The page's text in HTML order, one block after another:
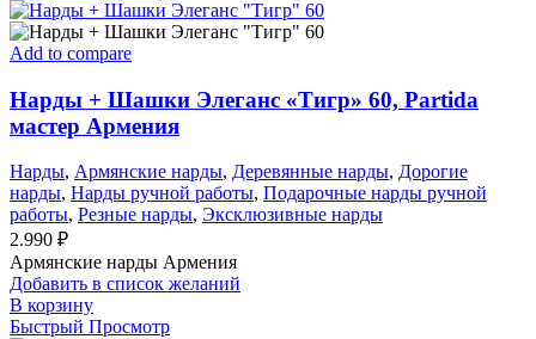
Add to compare
Нарды + Шашки Элеганс «Тигр» 60, Partida
мастер Армения
Нарды, Армянские нарды, Деревянные нарды, Дорогие
нарды, Нарды ручной работы, Подарочные нарды ручной
работы, Резные нарды, Эксклюзивные нарды
2.990 ₽
Армянские нарды Армения
Добавить в список желаний
В корзину
Быстрый Просмотр